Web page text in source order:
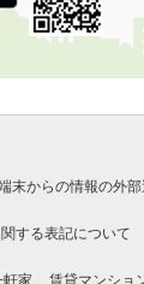
末からの情報の外
する表記について
家 賃貸マンショ